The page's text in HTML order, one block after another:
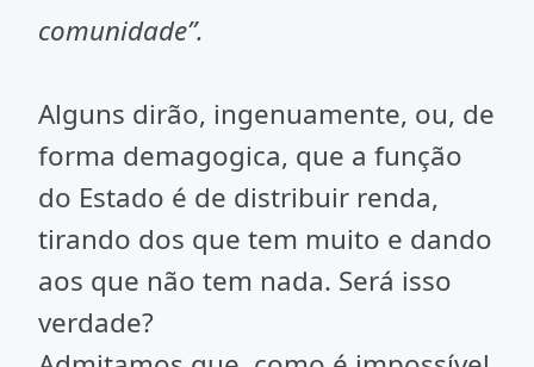
comunidade”.
Alguns dirão, ingenuamente, ou, de
forma demagogica, que a função
do Estado é de distribuir renda,
tirando dos que tem muito e dando
aos que não tem nada. Será isso
verdade?